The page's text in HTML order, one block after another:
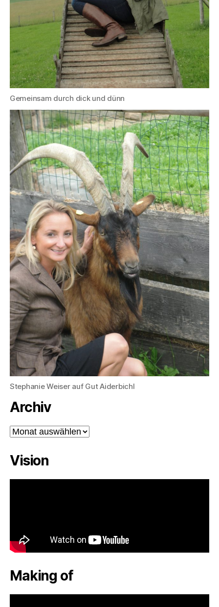
Gemeinsam durch dick und dünn
Stephanie Weiser auf Gut Aiderbichl
Archiv
Archiv
Vision
Making of